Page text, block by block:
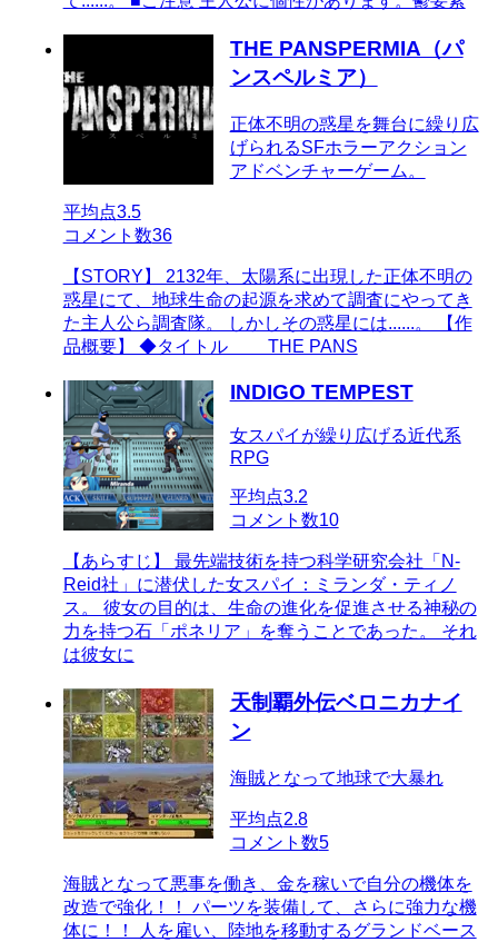
THE PANSPERMIA（パ
ンスペルミア）
正体不明の惑星を舞台に繰り広
げられるSFホラーアクション
アドベンチャーゲーム。
平均点3.5
コメント数36
【STORY】 2132年、太陽系に出現した正体不明の
惑星にて、地球生命の起源を求めて調査にやってき
た主人公ら調査隊。 しかしその惑星には......。 【作
品概要】 ◆タイトル THE PANS
INDIGO TEMPEST
女スパイが繰り広げる近代系
RPG
平均点3.2
コメント数10
【あらすじ】 最先端技術を持つ科学研究会社「N-
Reid社」に潜伏した女スパイ：ミランダ・ティノ
ス。 彼女の目的は、生命の進化を促進させる神秘の
力を持つ石「ポネリア」を奪うことであった。 それ
は彼女に
天制覇外伝ベロニカナイ
ン
海賊となって地球で大暴れ
平均点2.8
コメント数5
海賊となって悪事を働き、金を稼いで自分の機体を
改造で強化！！ パーツを装備して、さらに強力な機
体に！！ 人を雇い、陸地を移動するグランドベース